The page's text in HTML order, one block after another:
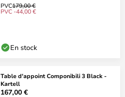
PVC179,00 €
PVC -44,00 €
En stock
Table d'appoint Componibili 3 Black -
Kartell
167,00 €